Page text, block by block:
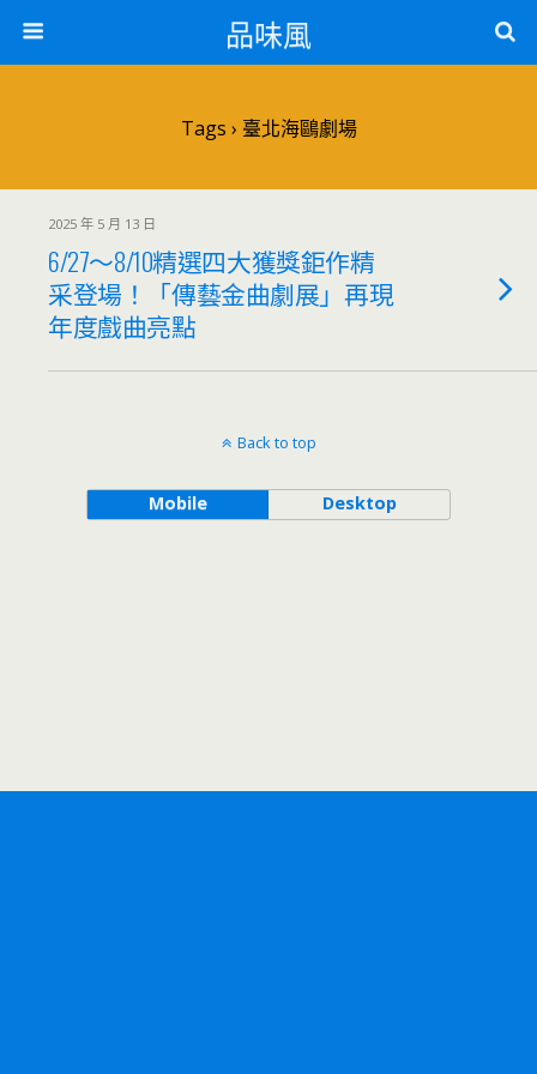
品味風
Tags › 臺北海鷗劇場
2025 年 5 月 13 日
6/27～8/10精選四大獲獎鉅作精
采登場！「傳藝金曲劇展」再現
年度戲曲亮點
Back to top
Mobile Desktop